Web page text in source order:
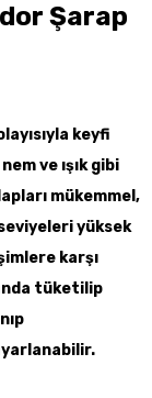
Şarap
keyfi
ve ışık gibi
mükemmel,
yüksek
karşı
tüketilip